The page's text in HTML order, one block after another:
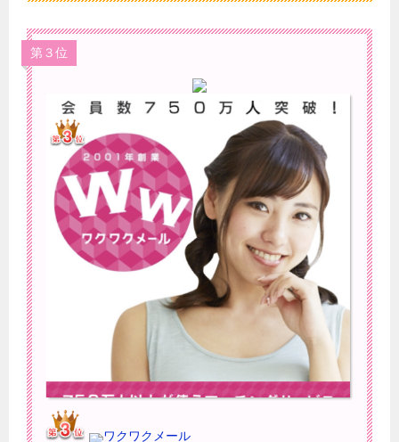
第３位
ワクワクメール